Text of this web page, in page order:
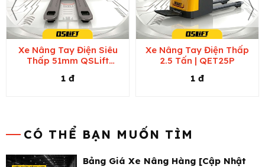
Xe Nâng Tay Điện Siêu
Thấp 51mm QSLift
1 đ
Xe Nâng Tay Điện Thấp
2.5 Tấn | QET25P
1 đ
CÓ THỂ BẠN MUỐN TÌM
Bảng Giá Xe Nâng Hàng [Cập Nhật